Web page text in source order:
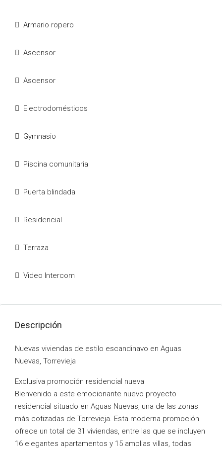
Armario ropero
Ascensor
Ascensor
Electrodomésticos
Gymnasio
Piscina comunitaria
Puerta blindada
Residencial
Terraza
Video Intercom
Descripción
Nuevas viviendas de estilo escandinavo en Aguas
Nuevas, Torrevieja
Exclusiva promoción residencial nueva
Bienvenido a este emocionante nuevo proyecto
residencial situado en Aguas Nuevas, una de las zonas
más cotizadas de Torrevieja. Esta moderna promoción
ofrece un total de 31 viviendas, entre las que se incluyen
16 elegantes apartamentos y 15 amplias villas, todas